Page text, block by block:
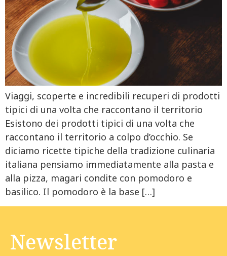
Viaggi, scoperte e incredibili recuperi di prodotti
tipici di una volta che raccontano il territorio
Esistono dei prodotti tipici di una volta che
raccontano il territorio a colpo d’occhio. Se
diciamo ricette tipiche della tradizione culinaria
italiana pensiamo immediatamente alla pasta e
alla pizza, magari condite con pomodoro e
basilico. Il pomodoro è la base […]
Newsletter